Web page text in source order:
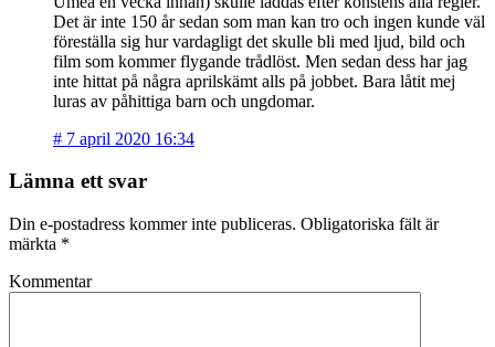
Det är inte 150 år sedan som man kan tro och ingen kunde väl
föreställa sig hur vardagligt det skulle bli med ljud, bild och
film som kommer flygande trådlöst. Men sedan dess har jag
inte hittat på några aprilskämt alls på jobbet. Bara låtit mej
luras av påhittiga barn och ungdomar.
# 7 april 2020 16:34
Lämna ett svar
Din e-postadress kommer inte publiceras. Obligatoriska fält är
märkta *
Kommentar